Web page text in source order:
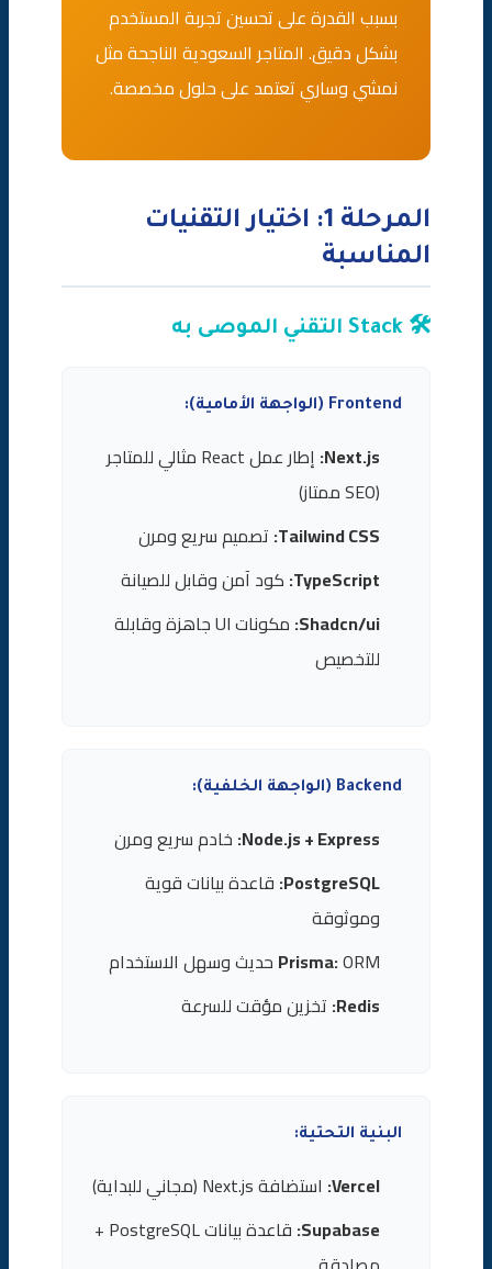
بسبب القدرة على تحسين تجربة المستخدم
بشكل دقيق. المتاجر السعودية الناجحة مثل
نمشي وساري تعتمد على حلول مخصصة.
المرحلة 1: اختيار التقنيات
المناسبة
🛠️ Stack التقني الموصى به
Frontend (الواجهة الأمامية):
Next.js:
إطار عمل React مثالي للمتاجر
(SEO ممتاز)
Tailwind CSS: تصميم سريع ومرن
TypeScript: كود آمن وقابل للصيانة
Shadcn/ui:
مكونات UI جاهزة وقابلة
للتخصيص
Backend (الواجهة الخلفية):
Node.js + Express: خادم سريع ومرن
PostgreSQL: قاعدة بيانات قوية
وموثوقة
Prisma:ORM حديث وسهل الاستخدام
Redis: تخزين مؤقت للسرعة
البنية التحتية:
Vercel: استضافة Next.js (مجاني للبداية)
Supabase:
قاعدة بيانات PostgreSQL +